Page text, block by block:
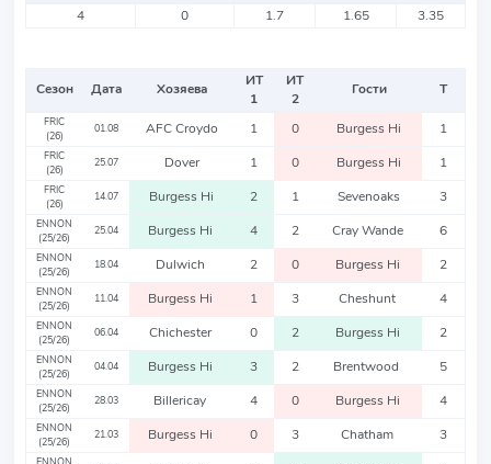
4
0 1.7 1.65 3.35
Сезон Дата Хозяева
ИТ
1
ИТ
2
Гости Т
FRIC
(26)
01.08 AFC Croydo 1 0 Burgess Hi 1
FRIC
(26)
25.07 Dover 1 0 Burgess Hi 1
FRIC
(26)
14.07 Burgess Hi 2 1 Sevenoaks 3
ENNON
(25/26)
25.04 Burgess Hi 4 2 Cray Wande 6
ENNON
(25/26)
18.04 Dulwich 2 0 Burgess Hi 2
ENNON
(25/26)
11.04 Burgess Hi 1 3 Cheshunt 4
ENNON
(25/26)
06.04 Chichester 0 2 Burgess Hi 2
ENNON
(25/26)
04.04 Burgess Hi 3 2 Brentwood 5
ENNON
(25/26)
28.03 Billericay 4 0 Burgess Hi 4
ENNON
(25/26)
21.03 Burgess Hi 0 3 Chatham 3